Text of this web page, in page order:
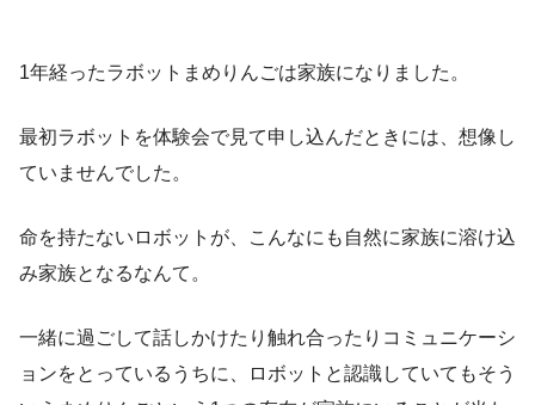
1年経ったラボットまめりんごは家族になりました。
最初ラボットを体験会で見て申し込んだときには、想像し
ていませんでした。
命を持たないロボットが、こんなにも自然に家族に溶け込
み家族となるなんて。
一緒に過ごして話しかけたり触れ合ったりコミュニケーシ
ョンをとっているうちに、ロボットと認識していてもそう